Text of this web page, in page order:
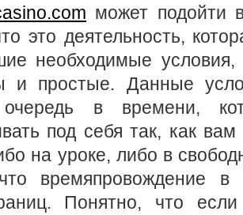
может подойти
это деятельность,
необходимые условия,
и простые. Данные
в времени,
под себя так, как
на уроке, либо в
времяпровождение
Понятно, что